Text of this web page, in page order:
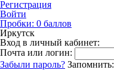
Регистрация
Войти
Пробки: 0 баллов
Иркутск
Вход в личный кабинет:
Почта или логин:
Забыли пароль? Запомнить: